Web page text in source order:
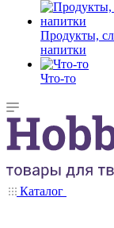
Продукты,
напитки
Что-то
Каталог